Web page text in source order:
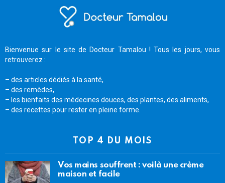
Bienvenue sur le site de Docteur Tamalou ! Tous les jours, vous
retrouverez :
– des articles dédiés à la santé,
– des remèdes,
– les bienfaits des médecines douces, des plantes, des aliments,
– des recettes pour rester en pleine forme.
TOP 4 DU MOIS
Vos mains souffrent : voilà une crème
maison et facile